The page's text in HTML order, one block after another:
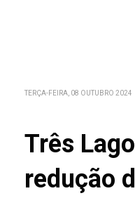
TERÇA-FEIRA, 08 OUTUBRO 2024
Três
redução